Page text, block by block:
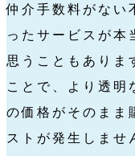
仲介手数料がない
ったサービスが本
思うこともありま
ことで、より透明
の価格がそのまま
ストが発生しませ